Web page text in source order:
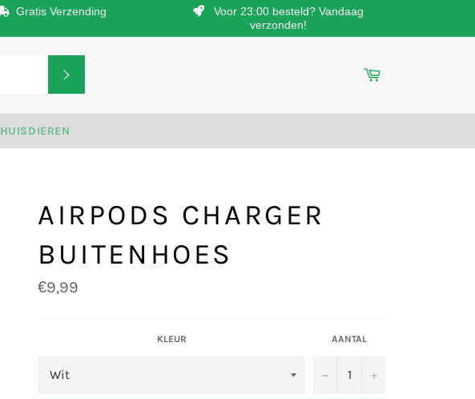
Gratis Verzending
Voor 23:00 besteld? Vandaag
verzonden!
Winkelwagen
HUISDIEREN
AIRPODS CHARGER
BUITENHOES
Normale
prijs
€9,99
KLEUR AANTAL
− +